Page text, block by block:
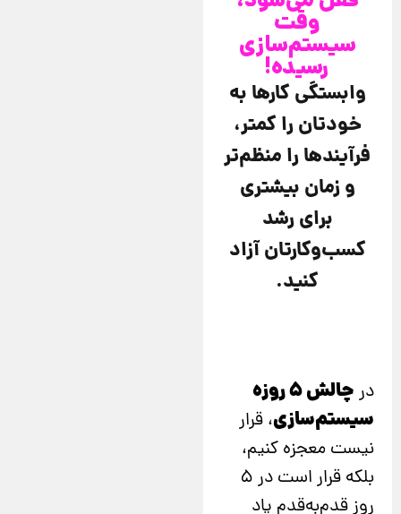
وقت
سیستم‌سازی
رسیده!
وابستگی کارها به
خودتان را کمتر،
فرآیندها را منظم‌تر
و زمان بیشتری
برای رشد
کسب‌وکارتان آزاد
کنید.
در
چالش ۵ روزه
سیستم‌سازی، قرار
نیست معجزه کنیم،
بلکه قرار است در ۵
روز قدم‌به‌قدم یاد